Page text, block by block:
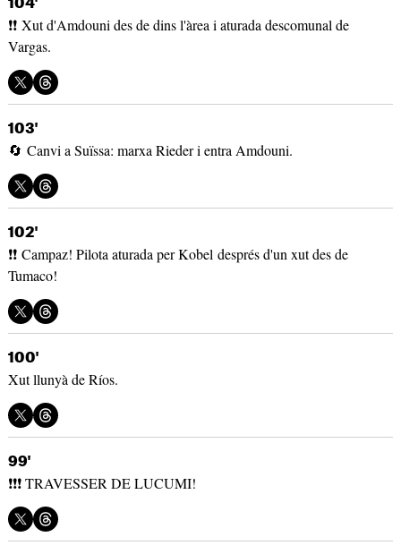
104'
❗❗ Xut d'Amdouni des de dins l'àrea i aturada descomunal de
Vargas.
103'
🔄 Canvi a Suïssa: marxa Rieder i entra Amdouni.
102'
❗❗ Campaz! Pilota aturada per Kobel després d'un xut des de
Tumaco!
100'
Xut llunyà de Ríos.
99'
❗❗❗ TRAVESSER DE LUCUMI!